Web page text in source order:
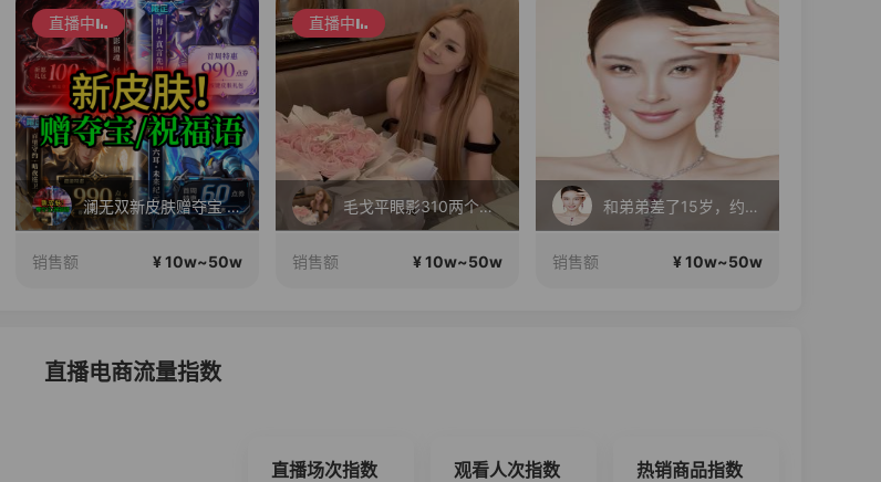
直播中
澜无双新皮肤赠夺宝 海月\守约\六耳新皮肤赠祝福语 苏打锋王者小店
销售额 ¥ 10w~50w
直播中
毛戈平眼影310两个正装！
销售额 ¥ 10w~50w
和弟弟差了15岁，约会呢
销售额 ¥ 10w~50w
直播电商流量指数
直播场次指数 观看人次指数 热销商品指数